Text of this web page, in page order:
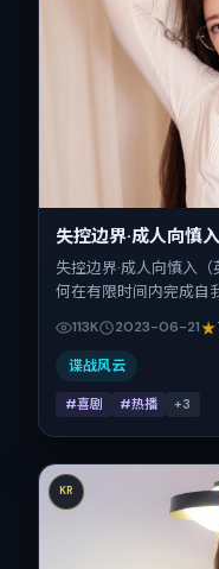
失控边界·成人向慎入
失控边界·成人向慎入
何在有限时间内完成自
表演层次丰富。影片定
络平台，暑期档公映，
113K 2023-06-21
谍战风云
#喜剧 #热播 +3
KR